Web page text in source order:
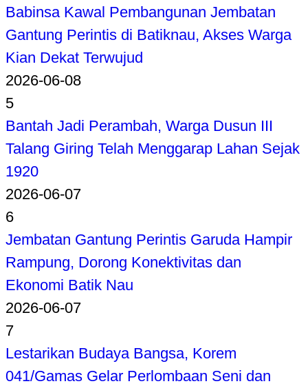
Babinsa Kawal Pembangunan Jembatan
Gantung Perintis di Batiknau, Akses Warga
Kian Dekat Terwujud
2026-06-08
5
Bantah Jadi Perambah, Warga Dusun III
Talang Giring Telah Menggarap Lahan Sejak
1920
2026-06-07
6
Jembatan Gantung Perintis Garuda Hampir
Rampung, Dorong Konektivitas dan
Ekonomi Batik Nau
2026-06-07
7
Lestarikan Budaya Bangsa, Korem
041/Gamas Gelar Perlombaan Seni dan